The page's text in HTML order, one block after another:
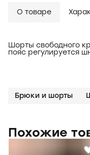
О товаре
Шорты свободного
пояс регулируется
Брюки и шорты
Похожие